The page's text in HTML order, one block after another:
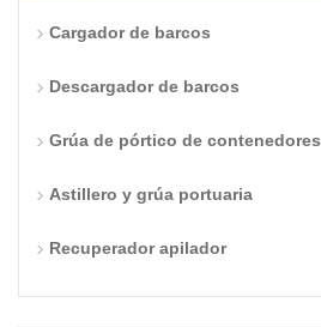
Cargador de barcos
Descargador de barcos
Grúa de pórtico de contenedores
Astillero y grúa portuaria
Recuperador apilador